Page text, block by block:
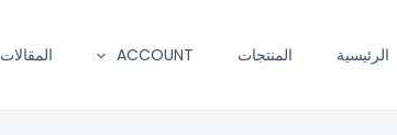
الرئيسية المنتجات ACCOUNT المقالات